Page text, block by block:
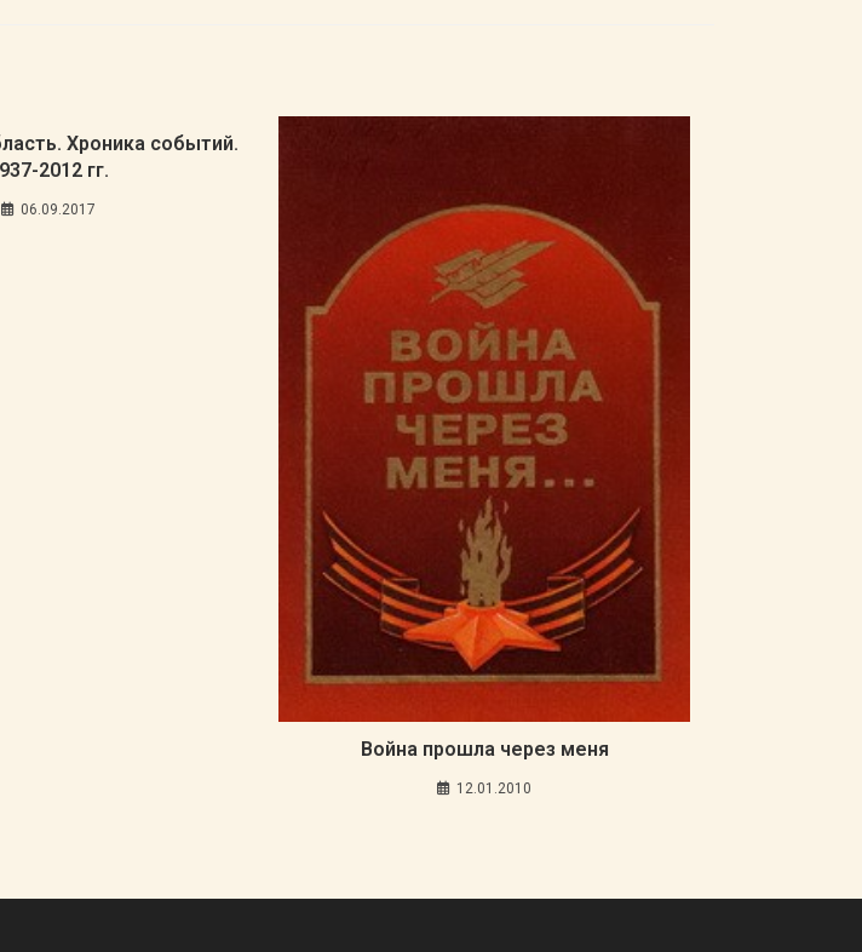
Хроника событий.
2012 гг.
06.09.2017
Война прошла через меня
12.01.2010